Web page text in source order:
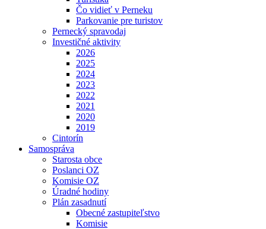
Čo vidieť v Perneku
Parkovanie pre turistov
Pernecký spravodaj
Investičné aktivity
2026
2025
2024
2023
2022
2021
2020
2019
Cintorín
Samospráva
Starosta obce
Poslanci OZ
Komisie OZ
Úradné hodiny
Plán zasadnutí
Obecné zastupiteľstvo
Komisie